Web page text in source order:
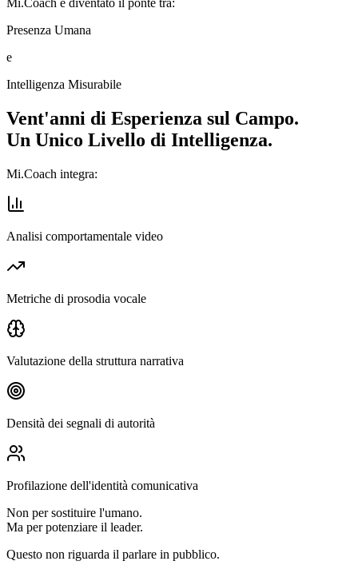
Mi.Coach è diventato il ponte tra:
Presenza Umana
e
Intelligenza Misurabile
Vent'anni di Esperienza sul Campo.
Un Unico Livello di Intelligenza.
Mi.Coach integra:
Analisi comportamentale video
Metriche di prosodia vocale
Valutazione della struttura narrativa
Densità dei segnali di autorità
Profilazione dell'identità comunicativa
Non per sostituire l'umano.
Ma per potenziare il leader.
Questo non riguarda il parlare in pubblico.